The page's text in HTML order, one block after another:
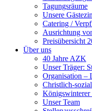
Tagungsräume
Unsere
Catering /
Ausrichtung
Preisübersicht
Über uns
40 Jahre AZK
Unser Träger:
Organisation –
Christlich-
Unser Team